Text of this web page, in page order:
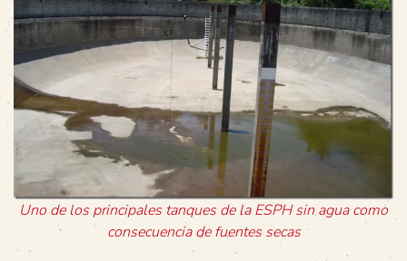
Uno de los principales tanques de la ESPH sin agua como
consecuencia de fuentes secas